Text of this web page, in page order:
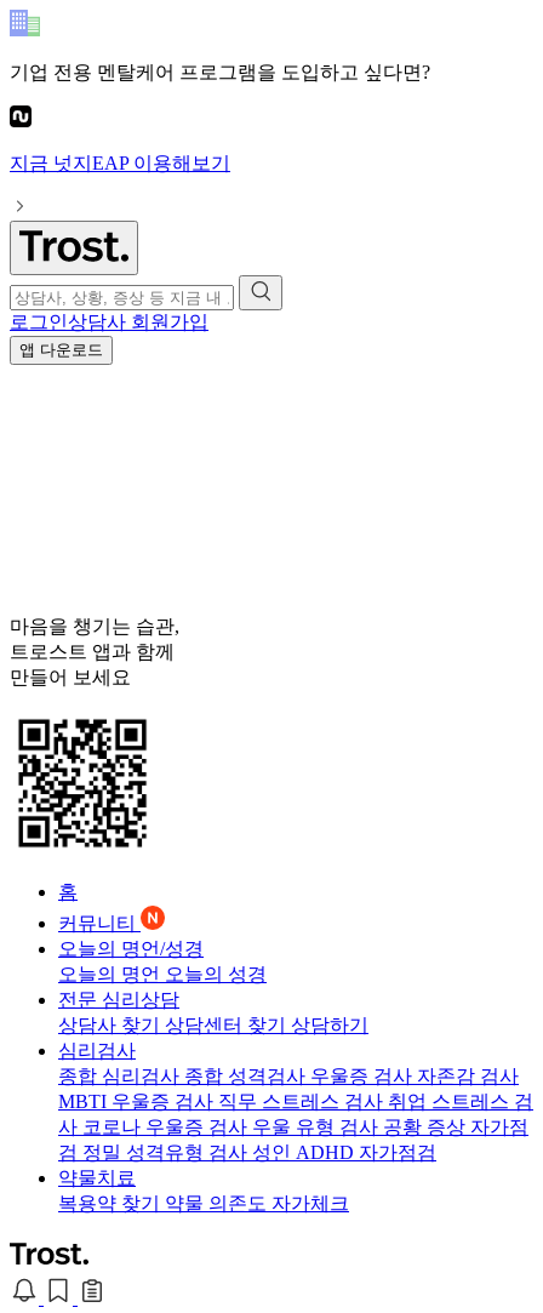
기업 전용 멘탈케어 프로그램을 도입하고 싶다면?
지금 넛지EAP이용해보기
로그인상담사 회원가입
앱 다운로드
마음을 챙기는 습관,
트로스트 앱과 함께
만들어 보세요
홈
커뮤니티
오늘의 명언/성경
오늘의 명언 오늘의 성경
전문 심리상담
상담사 찾기 상담센터 찾기 상담하기
심리검사
종합 심리검사 종합 성격검사 우울증 검사 자존감 검사
MBTI 우울증 검사 직무 스트레스 검사 취업 스트레스 검
사 코로나 우울증 검사 우울 유형 검사 공황 증상 자가점
검 정밀 성격유형 검사 성인 ADHD 자가점검
약물치료
복용약 찾기 약물 의존도 자가체크